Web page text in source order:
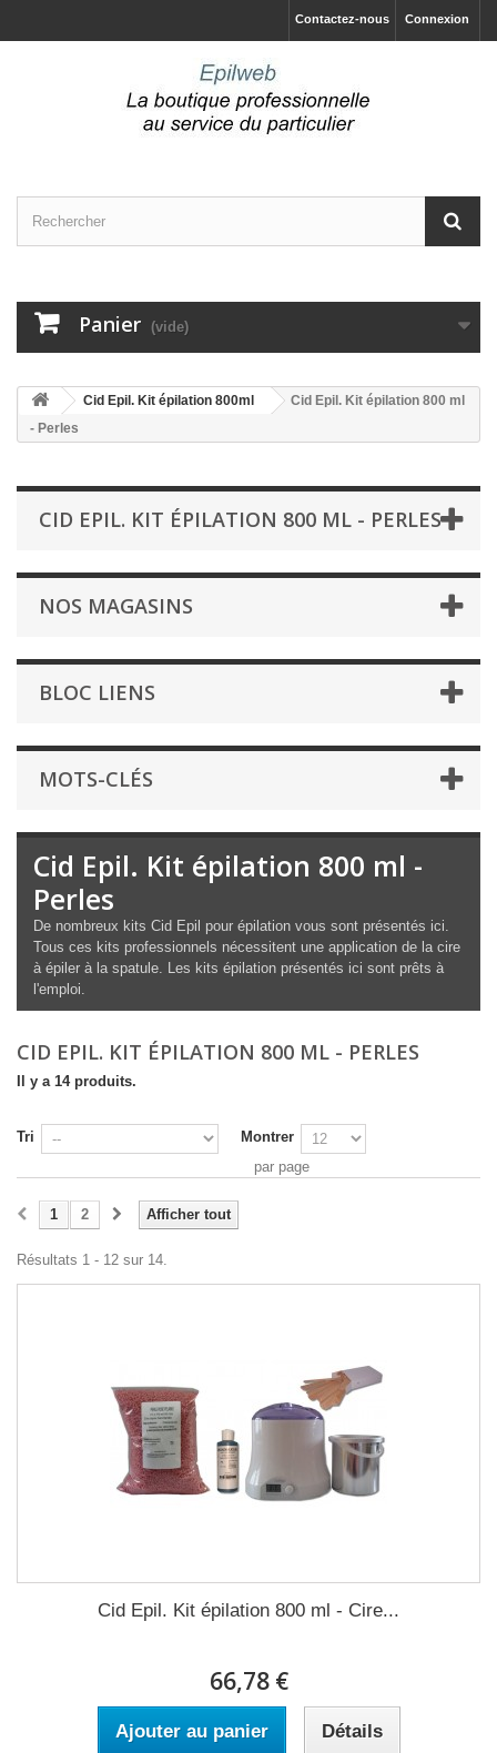
Connexion
Contactez-nous
Panier (vide)
Cid Epil. Kit épilation 800ml
Cid Epil. Kit épilation 800 ml
- Perles
CID EPIL. KIT ÉPILATION 800 ML - PERLES
NOS MAGASINS
BLOC LIENS
MOTS-CLÉS
Cid Epil. Kit épilation 800 ml -
Perles
De nombreux kits Cid Epil pour épilation vous sont présentés ici.
Tous ces kits professionnels nécessitent une application de la cire
à épiler à la spatule. Les kits épilation présentés ici sont prêts à
l'emploi.
CID EPIL. KIT ÉPILATION 800 ML - PERLES
Il y a 14 produits.
Tri
Montrer
par page
Afficher tout
1 2
Résultats 1 - 12 sur 14.
Cid Epil. Kit épilation 800 ml - Cire...
66,78 €
Ajouter au panier Détails